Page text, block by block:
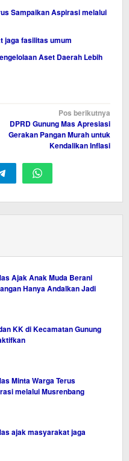
Sampaikan Aspirasi melalui
jaga fasilitas umum
Aset Daerah Lebih
Pos berikutnya
DPRD Gunung Mas Apresiasi
Gerakan Pangan Murah untuk
Kendalikan Inflasi
Ajak Anak Muda Berani
Hanya Andalkan Jadi
KK di Kecamatan Gunung
Minta Warga Terus
melalui Musrenbang
ajak masyarakat jaga